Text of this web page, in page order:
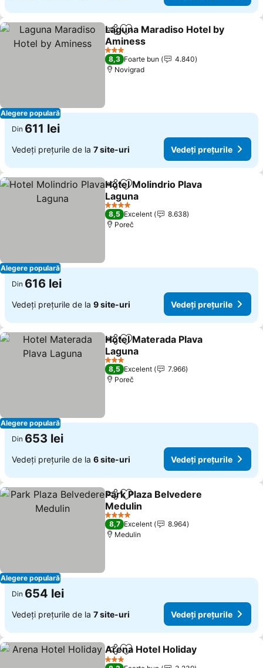
Alegere populară
DistribuițiAdăugaţi la favorite
Laguna Maradiso Hotel by
Aminess
3 Stele
8,3 Foarte bun
4.840
Novigrad
Din 611 lei
Vedeți prețurile de la 7 site-uri Vedeți prețurile
Alegere populară
DistribuițiAdăugaţi la favorite
Hotel Molindrio Plava
Laguna
4 Stele
8,5 Excelent
8.638
Poreč
Din 616 lei
Vedeți prețurile de la 9 site-uri Vedeți prețurile
Alegere populară
DistribuițiAdăugaţi la favorite
Hotel Materada Plava
Laguna
3 Stele
8,5 Excelent
7.966
Poreč
Din 653 lei
Vedeți prețurile de la 6 site-uri Vedeți prețurile
Alegere populară
DistribuițiAdăugaţi la favorite
Park Plaza Belvedere
Medulin
4 Stele
8,7 Excelent
8.964
Medulin
Din 654 lei
Vedeți prețurile de la 7 site-uri Vedeți prețurile
DistribuițiAdăugaţi la favorite
Arena Hotel Holiday
3 Stele